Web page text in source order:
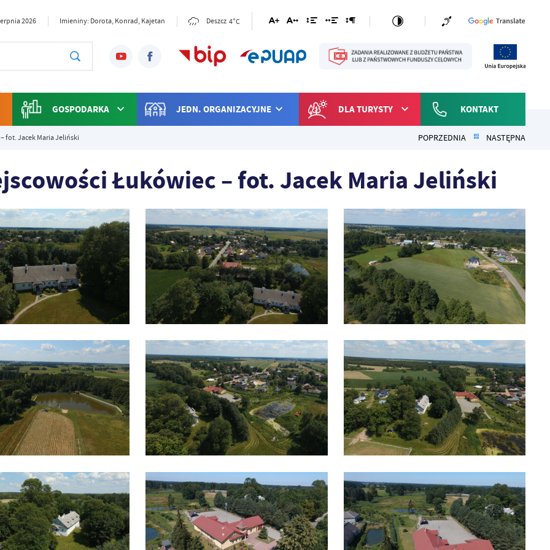
2026 Imieniny: Dorota, Konrad, Kajetan Deszcz 4°C
GOSPODARKA JEDN. ORGANIZACYJNE DLA TURYSTY KONTAKT
fot. Jacek Maria Jeliński POPRZEDNIA NASTĘPNA
Łukówiec – fot. Jacek Maria Jeliński